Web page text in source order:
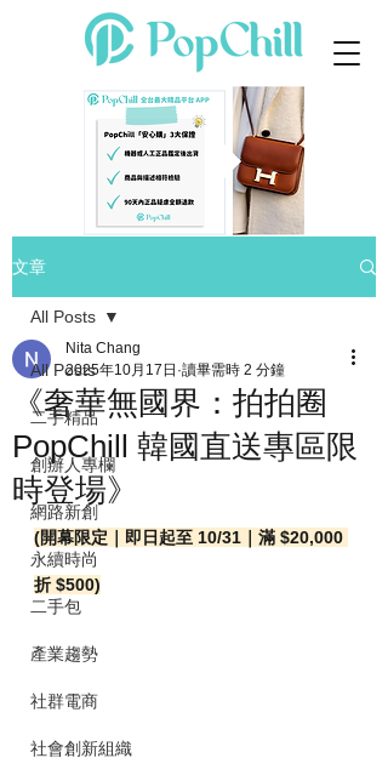
文章
All Posts
二手精品
創辦人專欄
網路新創
永續時尚
二手包
產業趨勢
社群電商
社會創新組織
All Posts
《奢華無國界：拍拍圈
PopChill 韓國直送專區限
時登場》
Nita Chang
2025年10月17日 讀畢需時 2 分鐘
(開幕限定｜即日起至 10/31｜滿 $20,000
折 $500)